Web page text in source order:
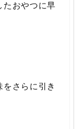
たおやつに早
さらに引き